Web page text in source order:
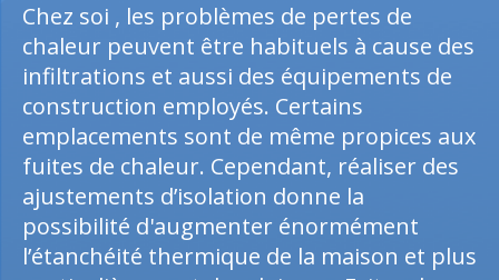
Chez soi , les problèmes de pertes de
chaleur peuvent être habituels à cause des
infiltrations et aussi des équipements de
construction employés. Certains
emplacements sont de même propices aux
fuites de chaleur. Cependant, réaliser des
ajustements d’isolation donne la
possibilité d'augmenter énormément
l’étanchéité thermique de la maison et plus